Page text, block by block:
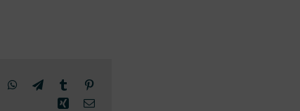
WhatsApp
TelegramTumblr
XingEmail